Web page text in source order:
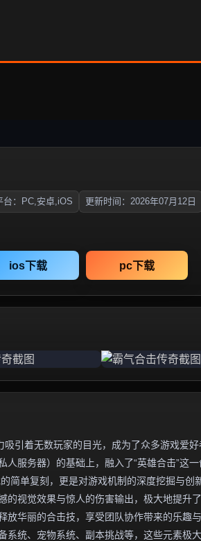
台：PC,安卓,iOS 更新时间：2026年07月12日
ios下载 pc下载
引着无数玩家的目光，成为了众多游戏爱
服务器）的基础上，融入了“英雄合击”这
简单复刻，更是对游戏机制的深度挖掘与创
视觉效果与惊人的伤害输出，极大地提升
华丽的合击技，享受团队协作带来的乐趣
统、宠物系统、副本挑战等，这些元素极